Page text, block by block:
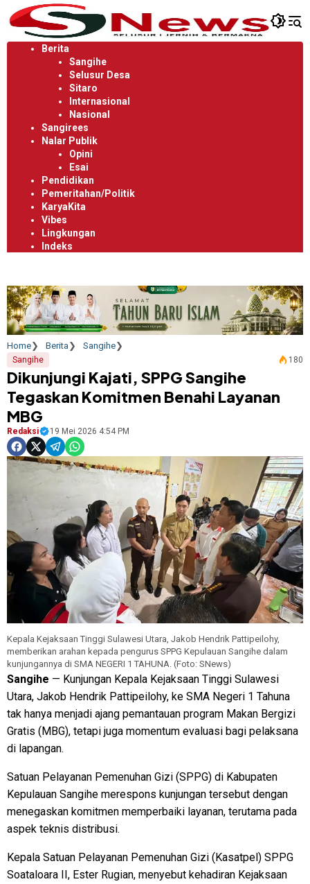
Langsung
ke
konten
Berita
Sangihe
Selusur Desa
Sitaro
Internasional
Nasional
Sangirees
Nalar Publik
Opini
Esai
Pendidikan
Pemeritahan/Politik
KaryaKita
Vibes
Lingkungan
Indeks
Home Berita Sangihe
Sangihe 180
Dikunjungi Kajati, SPPG Sangihe
Tegaskan Komitmen Benahi Layanan
MBG
Redaksi 19 Mei 2026 4:54 PM
Kepala Kejaksaan Tinggi Sulawesi Utara, Jakob Hendrik Pattipeilohy,
memberikan arahan kepada pengurus SPPG Kepulauan Sangihe dalam
kunjungannya di SMA NEGERI 1 TAHUNA. (Foto: SNews)
Sangihe — Kunjungan Kepala Kejaksaan Tinggi Sulawesi
Utara, Jakob Hendrik Pattipeilohy, ke SMA Negeri 1 Tahuna
tak hanya menjadi ajang pemantauan program Makan Bergizi
Gratis (MBG), tetapi juga momentum evaluasi bagi pelaksana
di lapangan.
Satuan Pelayanan Pemenuhan Gizi (SPPG) di Kabupaten
Kepulauan Sangihe merespons kunjungan tersebut dengan
menegaskan komitmen memperbaiki layanan, terutama pada
aspek teknis distribusi.
Kepala Satuan Pelayanan Pemenuhan Gizi (Kasatpel) SPPG
Soataloara II, Ester Rugian, menyebut kehadiran Kejaksaan